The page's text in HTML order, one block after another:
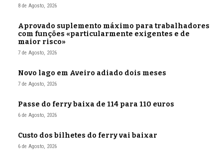
8 de Agosto, 2026
Aprovado suplemento máximo para trabalhadores
com funções «particularmente exigentes e de
maior risco»
7 de Agosto, 2026
Novo lago em Aveiro adiado dois meses
7 de Agosto, 2026
Passe do ferry baixa de 114 para 110 euros
6 de Agosto, 2026
Custo dos bilhetes do ferry vai baixar
6 de Agosto, 2026